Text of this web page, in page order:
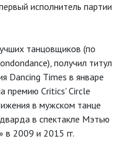
исполнитель партии
танцовщиков (по
получил титул
Dancing Times в январе
премию Critics' Circle
в мужском танце
в спектакле Мэтью
2009 и 2015 гг.